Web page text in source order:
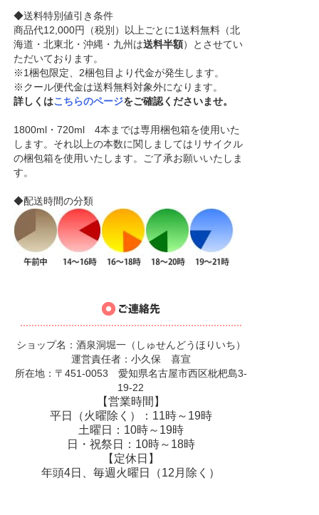
◆送料特別値引き条件
商品代12,000円（税別）以上ごとに1送料無料（北
海道・北東北・沖縄・九州は送料半額）とさせてい
ただいております。
※1梱包限定、2梱包目より代金が発生します。
※クール便代金は送料無料対象外になります。
詳しくはこちらのページをご確認くださいませ。
1800ml・720ml 4本までは専用梱包箱を使用いた
します。それ以上の本数に関しましてはリサイクル
の梱包箱を使用いたします。ご了承お願いいたしま
す。
◆配送時間の分類
ショップ名：酒泉洞堀一（しゅせんどうほりいち）
運営責任者：小久保 喜宣
所在地：〒451-0053 愛知県名古屋市西区枇杷島3-
19-22
【営業時間】
平日（火曜除く）：11時～19時
土曜日：10時～19時
日・祝祭日：10時～18時
【定休日】
年頭4日、毎週火曜日（12月除く）